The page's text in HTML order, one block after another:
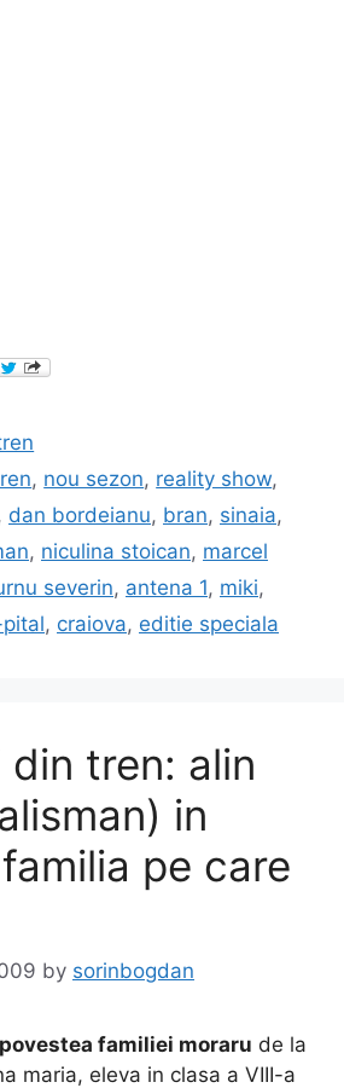
, nou sezon, reality show,
dan bordeianu, bran, sinaia,
, niculina stoican, marcel
severin, antena 1, miki,
, craiova, editie speciala
tren: alin
in
pe care
by sorinbogdan
povestea familiei moraru de la
maria, eleva in clasa a VIII-a